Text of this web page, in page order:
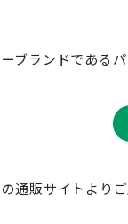
ブランドである
通販サイトより